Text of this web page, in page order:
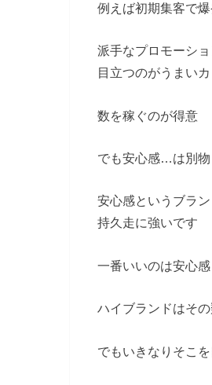
例えば初期集客で
派手なプロモーシ
目立つのがうまい
数を稼ぐのが得意
でも安心感…は別物
安心感というブラ
持久走に強いです
一番いいのは安心
ハイブランドはそ
でもいきなりそこ